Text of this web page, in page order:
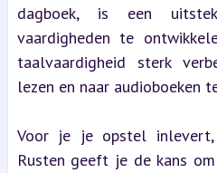
dagboek, is een
vaardigheden te
taalvaardigheid sterk
lezen en naar audioboeken
Voor je je opstel inlevert,
Rusten geeft je de kans